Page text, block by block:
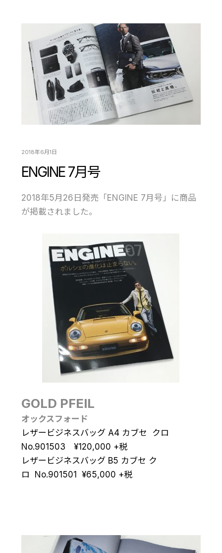
2018年6月1日
ENGINE 7月号
2018年5月26日発売「ENGINE 7月号」に商品
が掲載されました。
GOLD PFEIL
オックスフォード
レザービジネスバッグ A4 カブセ クロ
No.901503 ¥120,000 +税
レザービジネスバッグ B5 カブセ ク
ロ No.901501 ¥65,000 +税